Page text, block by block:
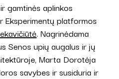
gamtinės aplinkos
Eksperimentų platformos
. Nagrinėdama
Senos upių augalus ir jų
Marta Dorotėja
savybes ir susiduria ir